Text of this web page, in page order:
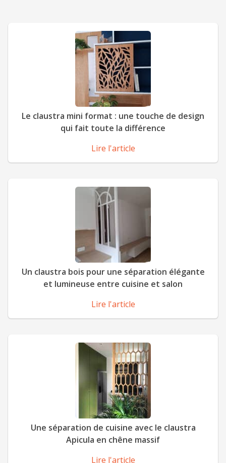
Le claustra mini format : une touche de design
qui fait toute la différence
Lire l'article
Un claustra bois pour une séparation élégante
et lumineuse entre cuisine et salon
Lire l'article
Une séparation de cuisine avec le claustra
Apicula en chêne massif
Lire l'article